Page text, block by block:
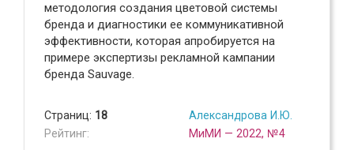
методология создания цветовой системы
бренда и диагностики ее коммуникативной
эффективности, которая апробируется на
примере экспертизы рекламной кампании
бренда Sauvage.
Страниц: 18
Рейтинг:
Александрова И.Ю.
МиМИ — 2022, №4